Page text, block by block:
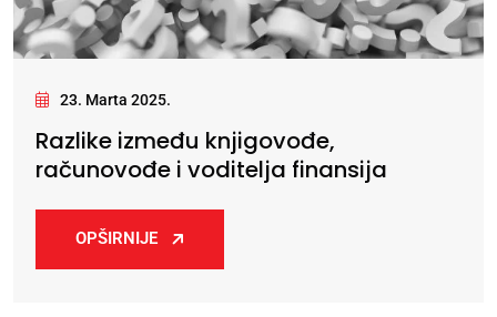
23. Marta 2025.
Razlike između knjigovođe,
računovođe i voditelja finansija
OPŠIRNIJE